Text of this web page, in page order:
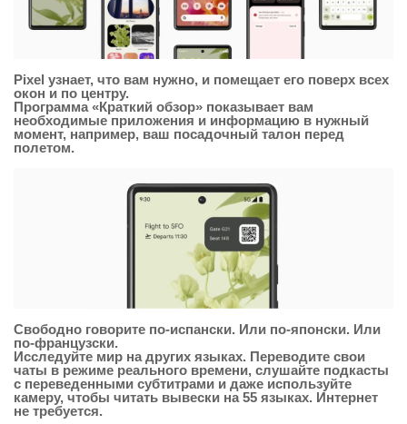
Pixel узнает, что вам нужно, и помещает его поверх всех
окон и по центру.
Программа «Краткий обзор» показывает вам
необходимые приложения и информацию в нужный
момент, например, ваш посадочный талон перед
полетом.
Свободно говорите по-испански. Или по-японски. Или
по-французски.
Исследуйте мир на других языках. Переводите свои
чаты в режиме реального времени, слушайте подкасты
с переведенными субтитрами и даже используйте
камеру, чтобы читать вывески на 55 языках. Интернет
не требуется.